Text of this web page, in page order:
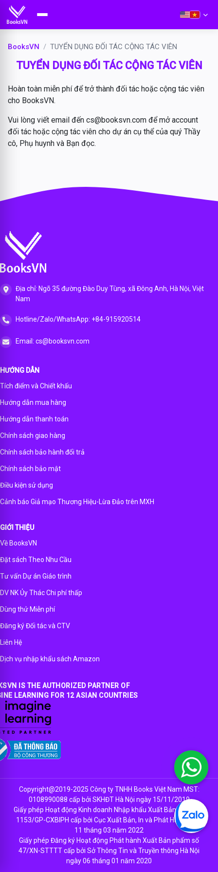
VI
BooksVN TUYỂN DỤNG ĐỐI TÁC CỘNG TÁC VIÊN
TUYỂN DỤNG ĐỐI TÁC CỘNG TÁC VIÊN
Hoàn toàn miễn phí để trở thành đối tác hoặc cộng tác viên
cho BooksVN.
Vui lòng viết email đến cs@booksvn.com để mở account
đối tác hoặc cộng tác viên cho dự án cụ thể của quý Thầy
cô, Phụ huynh và Bạn đọc.
Địa chỉ: Ngõ 35 đường Đào Duy Tùng, xã Đông Anh, Hà Nội, Việt
Nam
Hotline/Zalo/WhatsApp: +84-915920514
Email: cs@booksvn.com
HƯỚNG DẪN
Tích điểm và Chiết khấu
Hướng dẫn mua hàng
Hướng dẫn thanh toán
Chính sách giao hàng
Chính sách bảo hành đổi trả
Chính sách bảo mật
Điều kiện sử dụng
Cảnh báo Giả mạo Thương Hiệu-Lừa Đảo trên MXH
GIỚI THIỆU
Về BooksVN
Đặt sách Theo Nhu Cầu
Tư vấn Dự án Giáo trình
DV NK Ủy Thác Chi phí thấp
Dùng thử Miễn phí
Đăng ký Đối tác và CTV
Liên Hệ
Dịch vụ nhập khẩu sách Amazon
IS THE AUTHORIZED PARTNER OF
LEARNING FOR 12 ASIAN COUNTRIES
Copyright@2019-2025 Công ty TNHH Books Việt Nam MST:
0108990088 cấp bởi SKHĐT Hà Nội ngày 15/11/2019
Giấy phép Hoạt động Kinh doanh Nhập khẩu Xuất Bản Phẩm số
1153/GP-CXBIPH cấp bởi Cục Xuất Bản, In và Phát Hành ngày
11 tháng 03 năm 2022
Giấy phép Đăng ký Hoạt động Phát hành Xuất Bản phẩm số
47/XN-STTTT cấp bởi Sở Thông Tin và Truyền thông Hà Nội
ngày 06 tháng 01 năm 2020